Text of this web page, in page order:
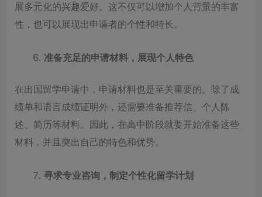
展多元化的兴趣爱好。这不仅可以增加个人背景的丰富
性，也可以展现出申请者的个性和特长。
准备充足的申请材料，展现个人特色
在出国留学申请中，申请材料也是至关重要的。除了成
绩单和语言成绩证明外，还需要准备推荐信、个人陈
述、简历等材料。因此，在高中阶段就要开始准备这些
材料，并且突出自己的特色和优势。
寻求专业咨询，制定个性化留学计划